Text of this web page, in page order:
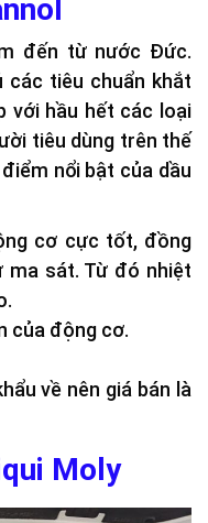
đến từ nước Đức.
các tiêu chuẩn khắt
với hầu hết các loại
tiêu dùng trên thế
nổi bật của dầu
cơ cực tốt, đồng
sát. Từ đó nhiệt
của động cơ.
về nên giá bán là
Moly